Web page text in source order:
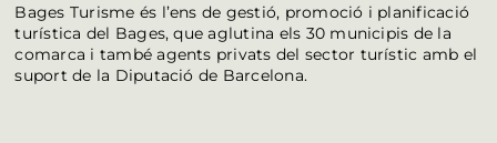
Bages Turisme és l’ens de gestió, promoció i planificació
turística del Bages, que aglutina els 30 municipis de la
comarca i també agents privats del sector turístic amb el
suport de la Diputació de Barcelona.